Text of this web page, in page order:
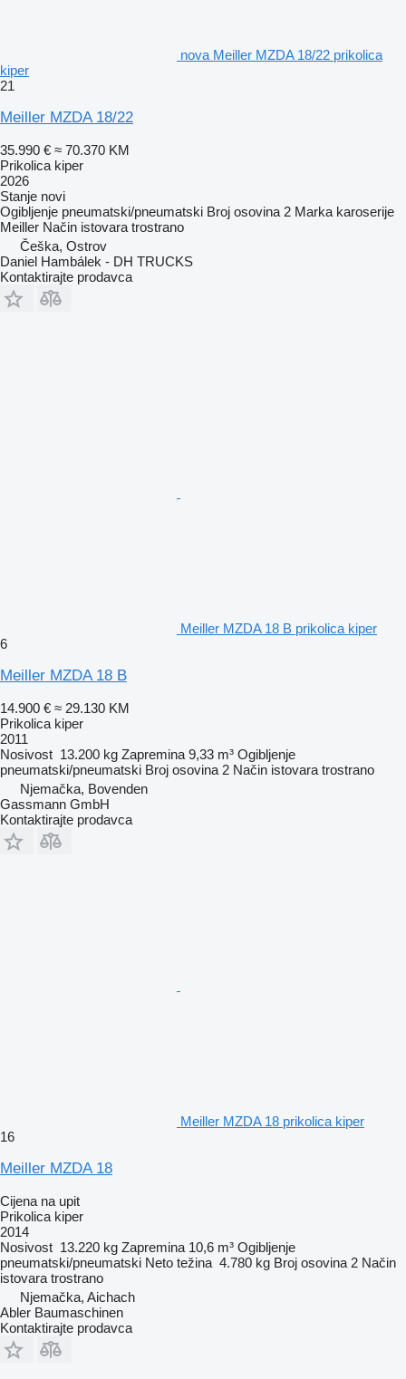
nova Meiller MZDA 18/22 prikolica
kiper
21
Meiller MZDA 18/22
35.990 € ≈ 70.370 KM
Prikolica kiper
2026
Stanje novi
Ogibljenje pneumatski/pneumatski Broj osovina 2 Marka karoserije
Meiller Način istovara trostrano
Češka, Ostrov
Daniel Hambálek - DH TRUCKS
Kontaktirajte prodavca
Meiller MZDA 18 B prikolica kiper
6
Meiller MZDA 18 B
14.900 € ≈ 29.130 KM
Prikolica kiper
2011
Nosivost 13.200 kg Zapremina 9,33 m³ Ogibljenje
pneumatski/pneumatski Broj osovina 2 Način istovara trostrano
Njemačka, Bovenden
Gassmann GmbH
Kontaktirajte prodavca
Meiller MZDA 18 prikolica kiper
16
Meiller MZDA 18
Cijena na upit
Prikolica kiper
2014
Nosivost 13.220 kg Zapremina 10,6 m³ Ogibljenje
pneumatski/pneumatski Neto težina 4.780 kg Broj osovina 2 Način
istovara trostrano
Njemačka, Aichach
Abler Baumaschinen
Kontaktirajte prodavca